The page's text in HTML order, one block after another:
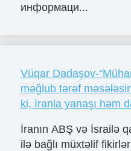
информаци...
Vüqar Dadaşov-
məğlub tərəf
ki, İranla yanaşı həm
İranın ABŞ və İsrailə
ilə bağlı müxtəlif